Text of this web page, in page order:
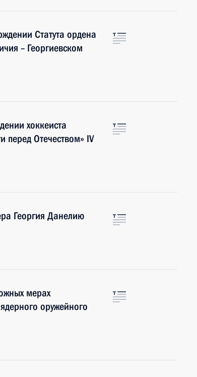
Статута ордена
– Георгиевском
хоккеиста
перед Отечеством» IV
Георгия Данелию
мерах
оружейного